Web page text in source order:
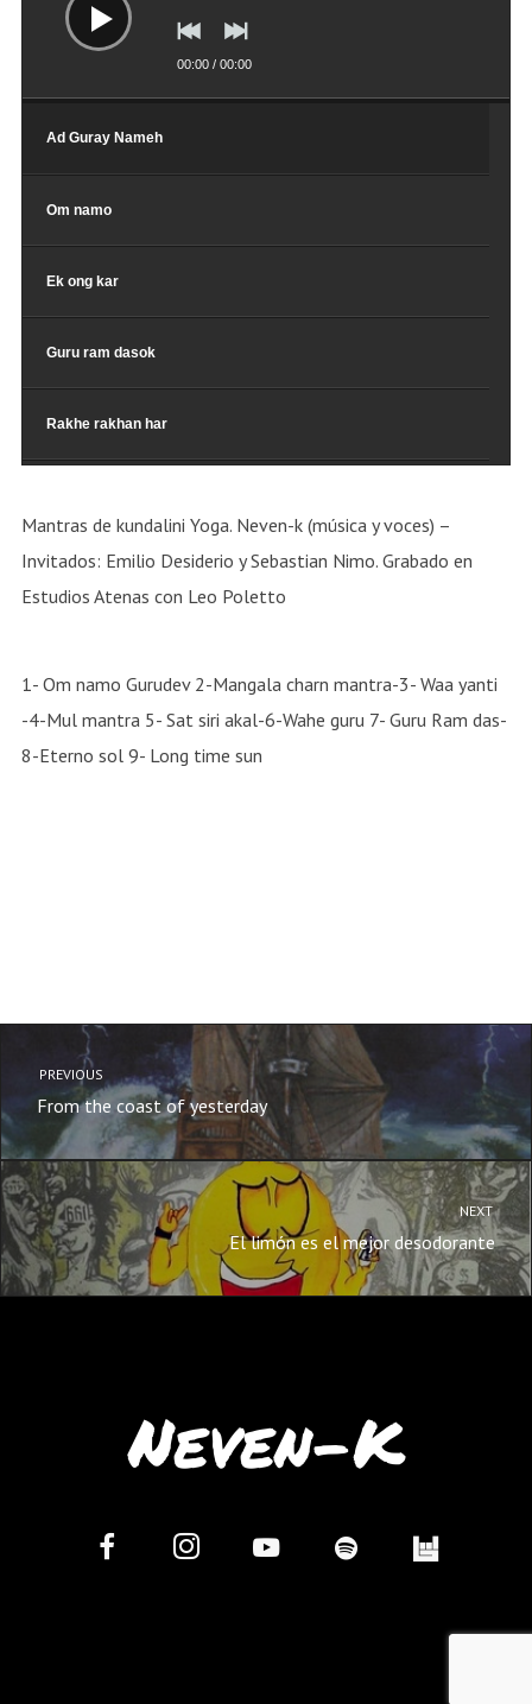
00:00/ 00:00
Ad Guray Nameh
Om namo
Ek ong kar
Guru ram dasok
Rakhe rakhan har
El eterno sol
Mantras de kundalini Yoga. Neven-k (música y voces) –
Invitados: Emilio Desiderio y Sebastian Nimo. Grabado en
Estudios Atenas con Leo Poletto
1- Om namo Gurudev 2-Mangala charn mantra-3- Waa yanti
-4-Mul mantra 5- Sat siri akal-6-Wahe guru 7- Guru Ram das-
8-Eterno sol 9- Long time sun
PREVIOUS
From the coast of yesterday
NEXT
El limón es el mejor desodorante
Neven-K